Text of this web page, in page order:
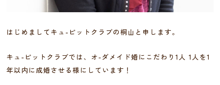
はじめましてキュ-ピットクラブの桐山と申します。
キュ-ピットクラブでは、オ-ダメイド婚にこだわり1人 1人を1
年以内に成婚させる様にしています！